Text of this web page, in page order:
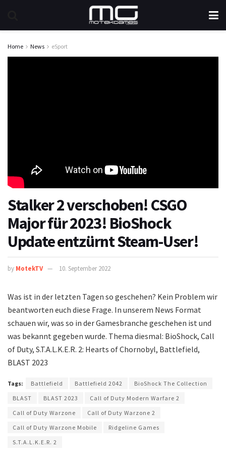
Home News eSport
Stalker 2 verschoben! CSGO
Major für 2023! BioShock
Update entzürnt Steam-User!
by MotekTV 10. September 2022
Was ist in der letzten Tagen so geschehen? Kein Problem wir
beantworten euch diese Frage. In unserem News Format
schauen wir, was so in der Gamesbranche geschehen ist und
was bekannt gegeben wurde. Thema diesmal: BioShock, Call
of Duty, S.T.A.L.K.E.R. 2: Hearts of Chornobyl, Battlefield,
BLAST 2023
Tags: Battlefield Battlefield 2042
BioShock The Collection
BLAST
BLAST 2023
Call of Duty Modern Warfare 2
Call of Duty Warzone
Call of Duty Warzone 2
Call of Duty Warzone Mobile
Ridgeline Games
S.T.A.L.K.E.R. 2